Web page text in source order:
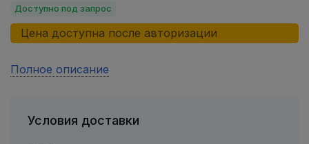
Доступно под запрос
Цена доступна после авторизации
Полное описание
Условия доставки